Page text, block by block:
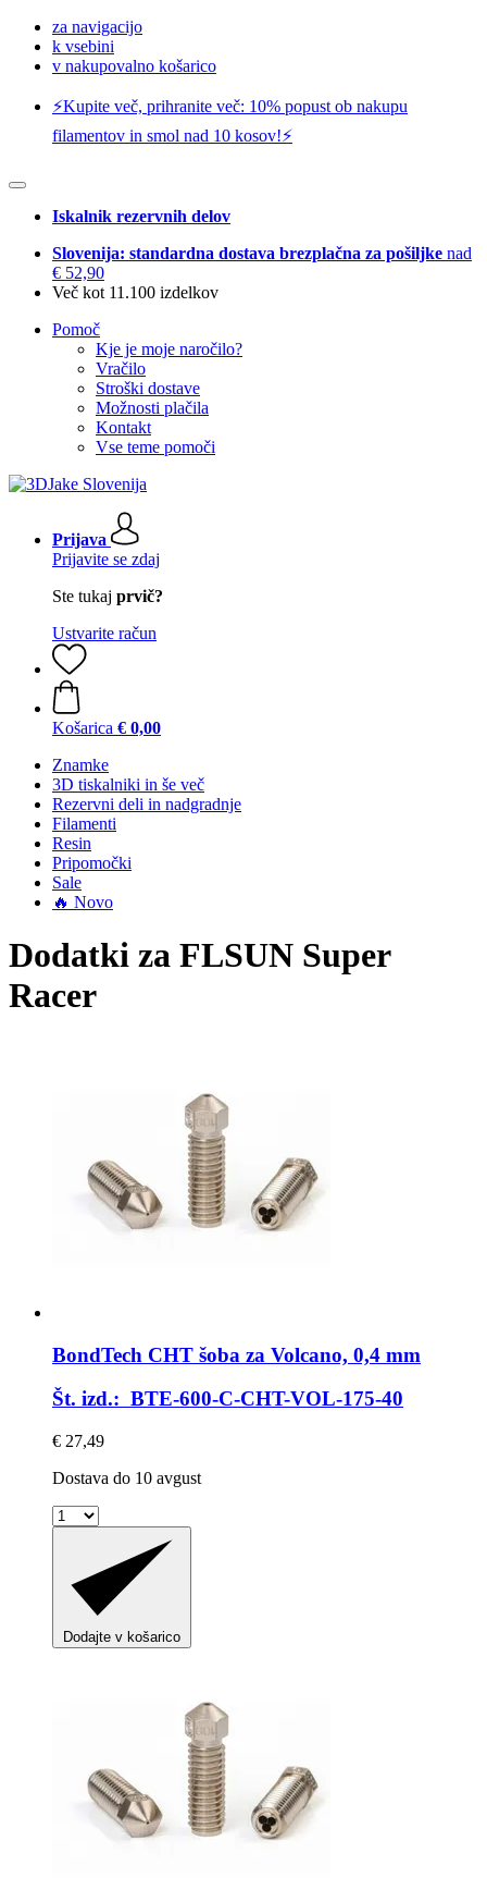
za navigacijo
k vsebini
v nakupovalno košarico
⚡️Kupite več, prihranite več: 10% popust ob nakupu
filamentov in smol nad 10 kosov!⚡️
Iskalnik rezervnih delov
Slovenija: standardna dostava brezplačna za pošiljke nad
€ 52,90
Več kot 11.100 izdelkov
Pomoč
Kje je moje naročilo?
Vračilo
Stroški dostave
Možnosti plačila
Kontakt
Vse teme pomoči
Prijava
Prijavite se zdaj
Ste tukaj prvič?
Ustvarite račun
Košarica € 0,00
Znamke
3D tiskalniki in še več
Rezervni deli in nadgradnje
Filamenti
Resin
Pripomočki
Sale
🔥 Novo
Dodatki za FLSUN Super
Racer
BondTech CHT šoba za Volcano, 0,4 mm
Št. izd.: BTE-600-C-CHT-VOL-175-40
€ 27,49
Dostava do 10 avgust
Dodajte v košarico